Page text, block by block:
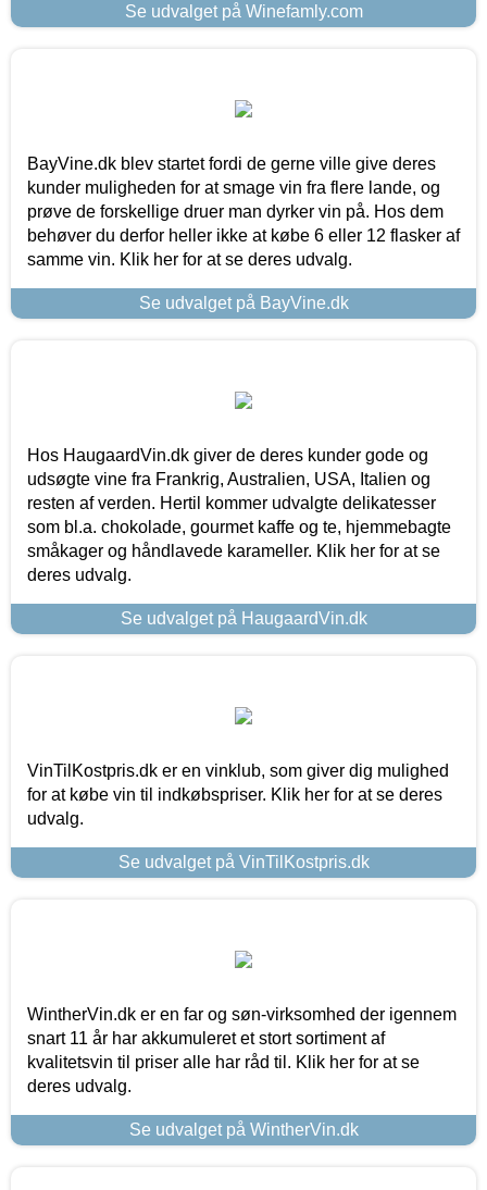
Se udvalget på Winefamly.com
BayVine.dk blev startet fordi de gerne ville give deres
kunder muligheden for at smage vin fra flere lande, og
prøve de forskellige druer man dyrker vin på. Hos dem
behøver du derfor heller ikke at købe 6 eller 12 flasker af
samme vin. Klik her for at se deres udvalg.
Se udvalget på BayVine.dk
Hos HaugaardVin.dk giver de deres kunder gode og
udsøgte vine fra Frankrig, Australien, USA, Italien og
resten af verden. Hertil kommer udvalgte delikatesser
som bl.a. chokolade, gourmet kaffe og te, hjemmebagte
småkager og håndlavede karameller. Klik her for at se
deres udvalg.
Se udvalget på HaugaardVin.dk
VinTilKostpris.dk er en vinklub, som giver dig mulighed
for at købe vin til indkøbspriser. Klik her for at se deres
udvalg.
Se udvalget på VinTilKostpris.dk
WintherVin.dk er en far og søn-virksomhed der igennem
snart 11 år har akkumuleret et stort sortiment af
kvalitetsvin til priser alle har råd til. Klik her for at se
deres udvalg.
Se udvalget på WintherVin.dk